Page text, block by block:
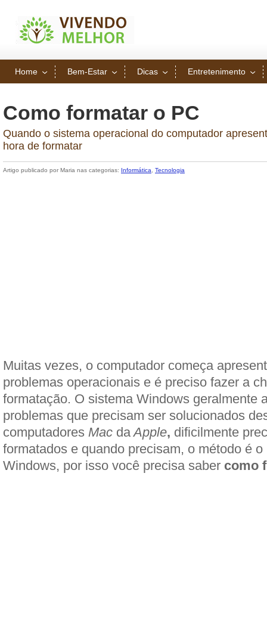
Home Bem-Estar Dicas Entretenimento
Como formatar o PC
Quando o sistema operacional do computador
hora de formatar
Artigo publicado por Maria nas categorias: Informática Tecnologia
Muitas vezes, o computador começa
problemas operacionais e é preciso fazer a
formatação. O sistema Windows geralmente
problemas que precisam ser solucionados
computadores Mac daApple, dificilmente
formatados e quando precisam, o método é
Windows, por isso você precisa saber como